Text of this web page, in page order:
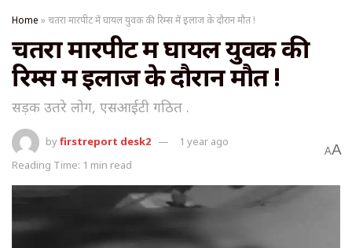
Home »चतरा मारपीट में घायल युवक की रिम्स में इलाज के दौरान मौत !
चतरा मारपीट में घायल युवक की
रिम्स में इलाज के दौरान मौत !
सड़क उतरे लोग, एसआईटी गठित .
byfirstreport desk2
1 year ago
Reading Time: 1 min read
AA